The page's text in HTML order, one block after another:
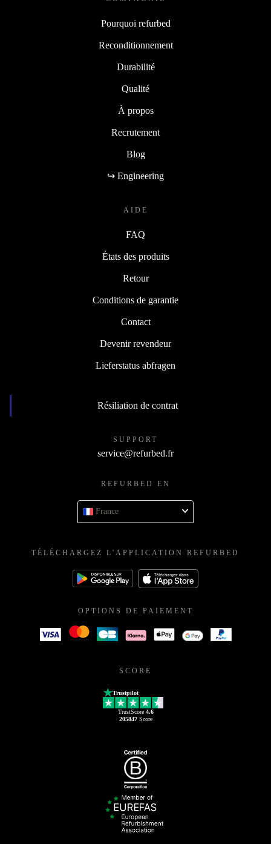
Pourquoi refurbed
Reconditionnement
Durabilité
Qualité
À propos
Recrutement
Blog
↪ Engineering
AIDE
FAQ
États des produits
Retour
Conditions de garantie
Contact
Devenir revendeur
Lieferstatus abfragen
Résiliation de contrat
SUPPORT
service@refurbed.fr
REFURBED EN
France
TÉLÉCHARGEZ L'APPLICATION REFURBED
OPTIONS DE PAIEMENT
SCORE
Trustpilot
TrustScore 4.6
205847Score